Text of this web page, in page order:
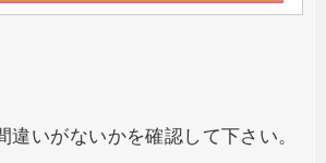
違いがないかを確認して下さい。